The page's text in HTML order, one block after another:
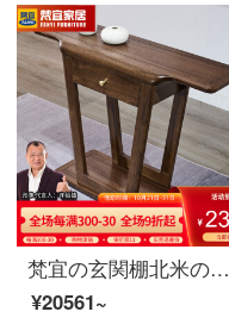
梵宜の玄関棚北米の黒胡桃の木の玄関棚玄関のテーブル玄関台の玄関台の戸棚に戸棚を飾っている逸品の家具8 U 08〓玄関先の北米の黒胡桃の木
¥20561~